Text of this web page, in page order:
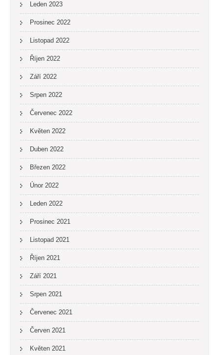
Leden 2023
Prosinec 2022
Listopad 2022
Říjen 2022
Září 2022
Srpen 2022
Červenec 2022
Květen 2022
Duben 2022
Březen 2022
Únor 2022
Leden 2022
Prosinec 2021
Listopad 2021
Říjen 2021
Září 2021
Srpen 2021
Červenec 2021
Červen 2021
Květen 2021